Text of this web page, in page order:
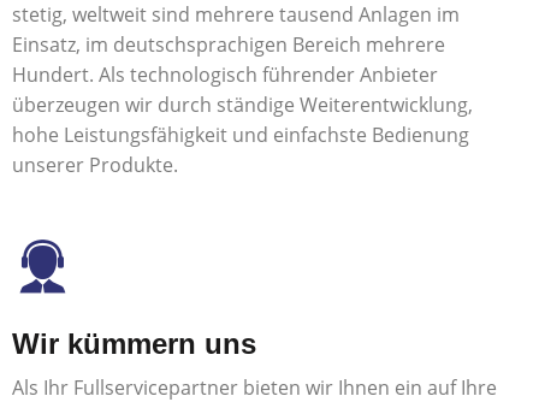
stetig, weltweit sind mehrere tausend Anlagen im
Einsatz, im deutschsprachigen Bereich mehrere
Hundert. Als technologisch führender Anbieter
überzeugen wir durch ständige Weiterentwicklung,
hohe Leistungsfähigkeit und einfachste Bedienung
unserer Produkte.
Wir kümmern uns
Als Ihr Fullservicepartner bieten wir Ihnen ein auf Ihre